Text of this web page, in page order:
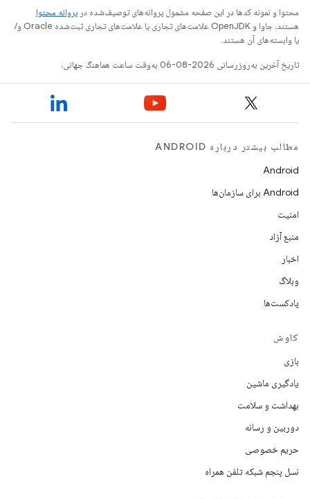
محتوا و نمونه کدها در این صفحه مشمول پروانه‌های توصیف‌شده در پروانه محتوا
هستند. جاوا و OpenJDK علامت‌های تجاری یا علامت‌های تجاری ثبت‌شده Oracle و/
یا وابسته‌های آن هستند.
تاریخ آخرین به‌روزرسانی 2026-08-06 به‌وقت ساعت هماهنگ جهانی.
مطالب بیشتر درباره ANDROID
Android
Android برای سازمان‌ها
امنیت
منبع آزاد
اخبار
وبلاگ
پادکست‌ها
کاوش
بازی
یادگیری ماشین
بهداشت و سلامت
دوربین و رسانه
حریم خصوصی
نسل پنجم شبکه تلفن همراه